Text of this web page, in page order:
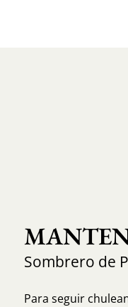
Sombrero de
Para seguir